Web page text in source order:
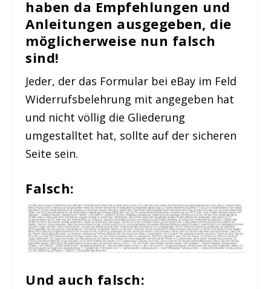
haben da Empfehlungen und
Anleitungen ausgegeben, die
möglicherweise nun falsch
sind!
Jeder, der das Formular bei eBay im Feld
Widerrufsbelehrung mit angegeben hat
und nicht völlig die Gliederung
umgestalltet hat, sollte auf der sicheren
Seite sein.
Falsch:
Und auch falsch: